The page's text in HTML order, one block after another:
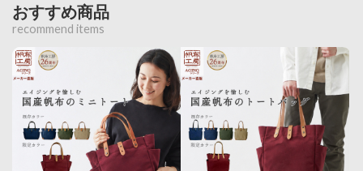
おすすめ商品
recommend items